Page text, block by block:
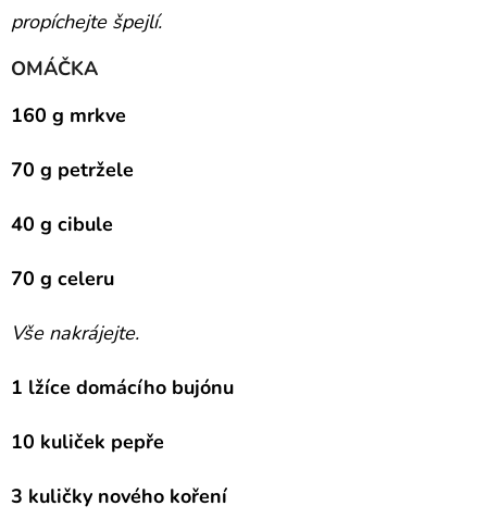
propíchejte špejlí.
OMÁČKA
160 g mrkve
70 g petržele
40 g cibule
70 g celeru
Vše nakrájejte.
1 lžíce domácího bujónu
10 kuliček pepře
3 kuličky nového koření